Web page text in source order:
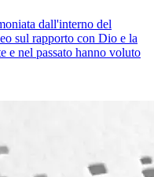
dall'interno del
sul rapporto con Dio e la
e nel passato hanno voluto